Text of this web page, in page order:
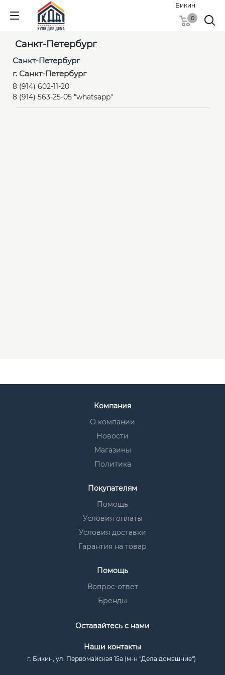
Бикин
0
Санкт-Петербург
Санкт-Петербург
г. Санкт-Петербург
8 (914) 602-11-20
8 (914) 563-25-05 "whatsapp"
Компания
О компании
Новости
Магазины
Политика
Покупателям
Помощь
Условия оплаты
Условия доставки
Гарантия на товар
Помощь
Вопрос-ответ
Бренды
Оставайтесь с нами
Наши контакты
г. Бикин, ул. Первомайская 15а (м-н "Дела домашние")